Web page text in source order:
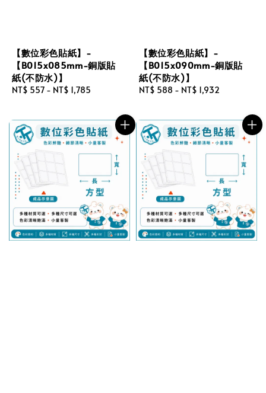
【數位彩色貼紙】-
【B015x085mm-銅版貼
紙(不防水)】
Regular
NT$ 557 - NT$ 1,785
【數位彩色貼紙】-
【B015x090mm-銅版貼
紙(不防水)】
Regular
NT$ 588 - NT$ 1,932